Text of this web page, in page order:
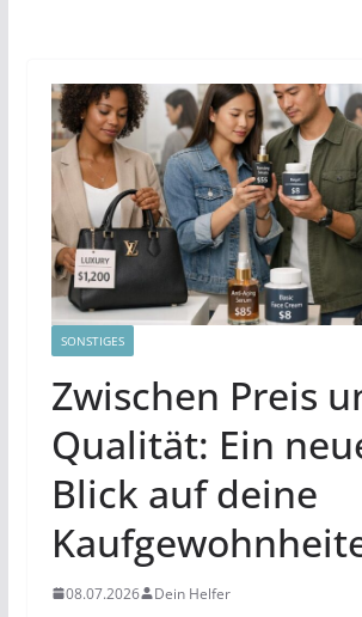
SONSTIGES
Zwischen Preis
Qualität: Ein
Blick auf deine
08.07.2026 Dein Helfer